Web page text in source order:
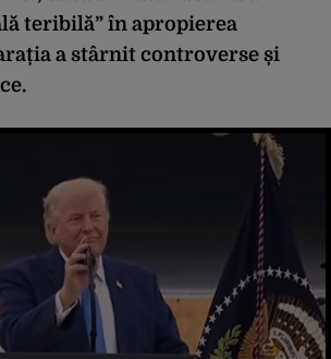
teribilă” în apropierea
a stârnit controverse și